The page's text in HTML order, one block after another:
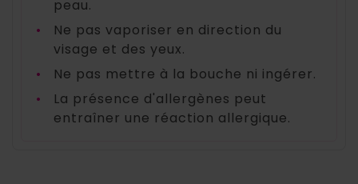
peau.
•
Ne pas vaporiser en direction du
visage et des yeux.
•
Ne pas mettre à la bouche ni ingérer.
•
La présence d'allergènes peut
entraîner une réaction allergique.